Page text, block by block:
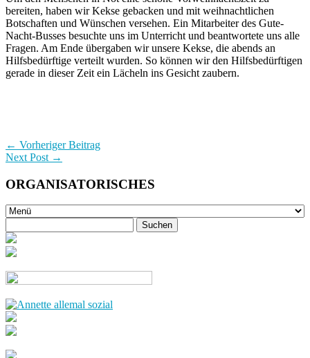
bereiten, haben wir Kekse gebacken und mit weihnachtlichen
Botschaften und Wünschen versehen. Ein Mitarbeiter des Gute-
Nacht-Busses besuchte uns im Unterricht und beantwortete uns alle
Fragen. Am Ende übergaben wir unsere Kekse, die abends an
Hilfsbedürftige verteilt wurden. So können wir den Hilfsbedürftigen
gerade in dieser Zeit ein Lächeln ins Gesicht zaubern.
← Vorheriger Beitrag
Next Post →
ORGANISATORISCHES